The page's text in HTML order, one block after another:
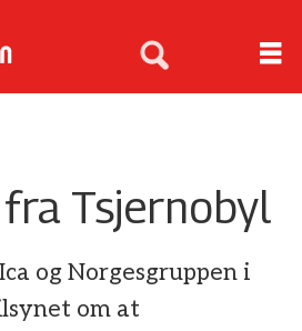
Tsjernobyl
og Norgesgruppen i
om at